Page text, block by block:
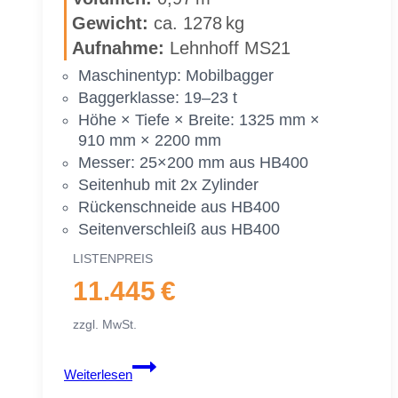
ger
|
23 To.
|
2100 mm
210 cm
Ge­wicht: ca. 1278 kg
Auf­nah­me: Lehn­hoff MS21
Ma­schi­nen­typ: Mo­bil­bag­ger
Bag­ger­klas­se: 19–23 t
Höhe × Tie­fe × Brei­te: 1325 mm ×
910 mm × 2200 mm
Mes­ser: 25×200 mm aus HB400
Sei­ten­hub mit 2x Zy­lin­der
Rü­cken­schnei­de aus HB400
Sei­ten­ver­schleiß aus HB400
LIS­TEN­PREIS
11.445 €
zzgl. MwSt.
Weiterlesen
Gra­
ben­